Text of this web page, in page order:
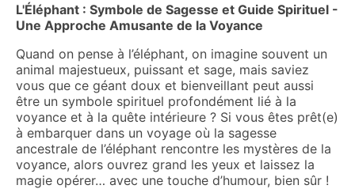
L'Éléphant : Symbole de Sagesse et Guide Spirituel -
Une Approche Amusante de la Voyance
Quand on pense à l’éléphant, on imagine souvent un
animal majestueux, puissant et sage, mais saviez
vous que ce géant doux et bienveillant peut aussi
être un symbole spirituel profondément lié à la
voyance et à la quête intérieure ? Si vous êtes prêt(e)
à embarquer dans un voyage où la sagesse
ancestrale de l’éléphant rencontre les mystères de la
voyance, alors ouvrez grand les yeux et laissez la
magie opérer… avec une touche d’humour, bien sûr !